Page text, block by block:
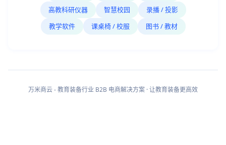
高教科研仪器
智慧校园
录播 / 投影
教学软件
课桌椅 / 校服 图书 / 教材
万米商云 - 教育装备行业 B2B 电商解决方案 · 让教育装备更高效